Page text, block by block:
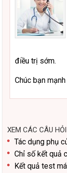
điều trị sớm.
Chúc bạn
XEM CÁC CÂU
Tác dụng phụ
Chỉ số kết quả
Kết quả test